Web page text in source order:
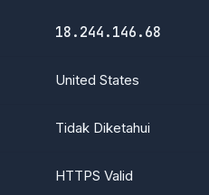
18.244.146.68
United States
Tidak Diketahui
HTTPS Valid